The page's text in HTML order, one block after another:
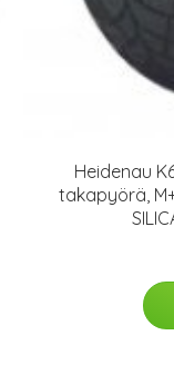
Heidenau
takapyörä,